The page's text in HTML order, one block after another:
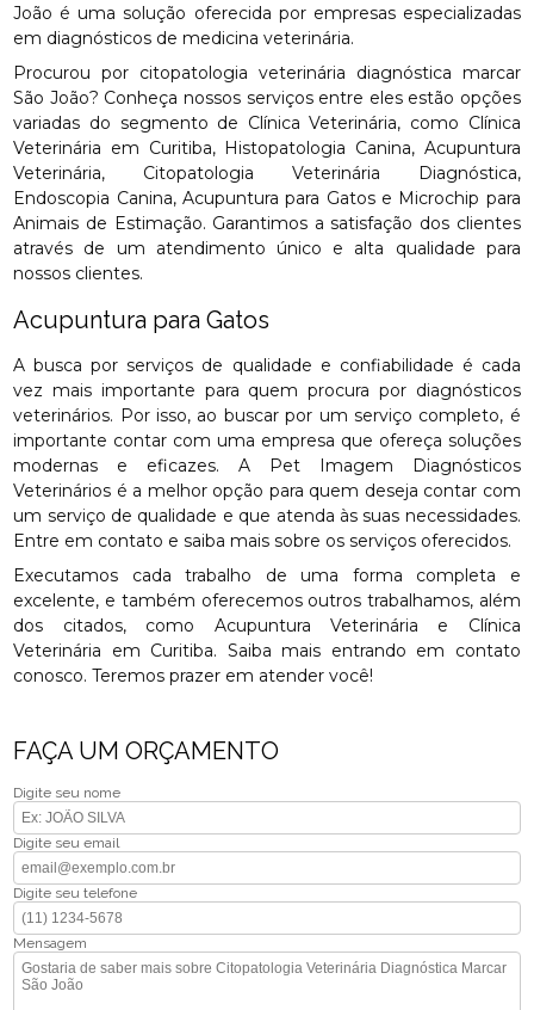
João é uma solução oferecida por empresas especializadas
em diagnósticos de medicina veterinária.
Procurou por citopatologia veterinária diagnóstica marcar
São João? Conheça nossos serviços entre eles estão opções
variadas do segmento de Clínica Veterinária, como Clínica
Veterinária em Curitiba, Histopatologia Canina, Acupuntura
Veterinária, Citopatologia Veterinária Diagnóstica,
Endoscopia Canina, Acupuntura para Gatos e Microchip para
Animais de Estimação. Garantimos a satisfação dos clientes
através de um atendimento único e alta qualidade para
nossos clientes.
Acupuntura para Gatos
A busca por serviços de qualidade e confiabilidade é cada
vez mais importante para quem procura por diagnósticos
veterinários. Por isso, ao buscar por um serviço completo, é
importante contar com uma empresa que ofereça soluções
modernas e eficazes. A Pet Imagem Diagnósticos
Veterinários é a melhor opção para quem deseja contar com
um serviço de qualidade e que atenda às suas necessidades.
Entre em contato e saiba mais sobre os serviços oferecidos.
Executamos cada trabalho de uma forma completa e
excelente, e também oferecemos outros trabalhamos, além
dos citados, como Acupuntura Veterinária e Clínica
Veterinária em Curitiba. Saiba mais entrando em contato
conosco. Teremos prazer em atender você!
FAÇA UM ORÇAMENTO
Digite seu nome
Digite seu email
Digite seu telefone
Mensagem